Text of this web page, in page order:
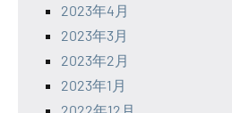
2023年4月
2023年3月
2023年2月
2023年1月